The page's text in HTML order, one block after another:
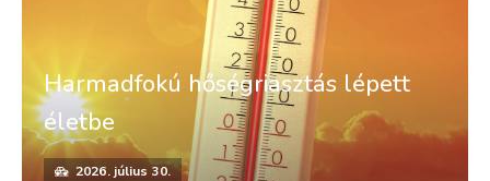
Harmadfokú hőségriasztás lépett
életbe
2026. július 30.